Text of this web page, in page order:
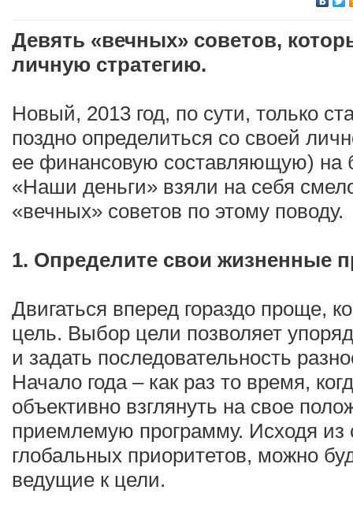
Девять «вечных» советов,
личную стратегию.
Новый, 2013 год, по сути, только
поздно определиться со своей
ее финансовую составляющую) на
«Наши деньги» взяли на себя
«вечных» советов по этому поводу.
1. Определите свои жизненные
Двигаться вперед гораздо проще,
цель. Выбор цели позволяет
и задать последовательность
Начало года – как раз то время,
объективно взглянуть на свое
приемлемую программу. Исходя
глобальных приоритетов, можно
ведущие к цели.